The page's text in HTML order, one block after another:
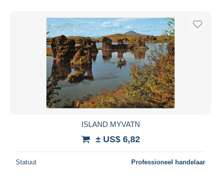
ISLAND MYVATN
± US$ 6,82
Statuut Professioneel handelaar